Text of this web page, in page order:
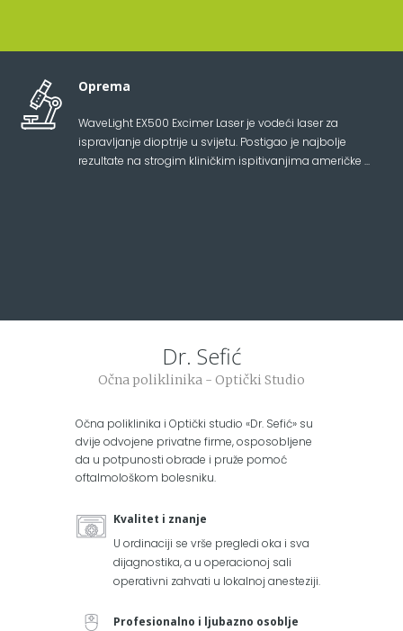
Oprema
WaveLight EX500 Excimer Laser je vodeći laser za
ispravljanje dioptrije u svijetu. Postigao je najbolje
rezultate na strogim kliničkim ispitivanjima američke ...
Dr. Sefić
Očna poliklinika - Optički Studio
Očna poliklinika i Optički studio «Dr. Sefić» su
dvije odvojene privatne firme, osposobljene
da u potpunosti obrade i pruže pomoć
oftalmološkom bolesniku.
Kvalitet i znanje
U ordinaciji se vrše pregledi oka i sva
dijagnostika, a u operacionoj sali
operativni zahvati u lokalnoj anesteziji.
Profesionalno i ljubazno osoblje